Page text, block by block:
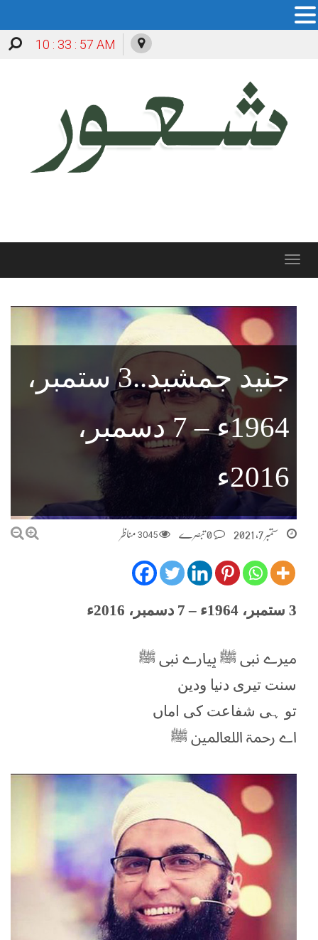
10 : 33 : 59 AM
Toggle
جنید جمشید..3 ستمبر،
1964ء – 7 دسمبر،
2016ء
ستمبر 7, 2021 3045 مناظر
3 ستمبر، 1964ء – 7 دسمبر، 2016ء
میرے نبی ﷺ پیارے نبی ﷺ
سنت تیری دنیا ودین
تو ہی شفاعت کی اماں
اے رحمۃ اللعالمین ﷺ